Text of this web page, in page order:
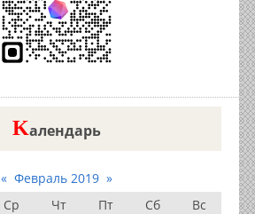
Kалендарь
« Февраль 2019 »
Ср Чт Пт Сб
Вс